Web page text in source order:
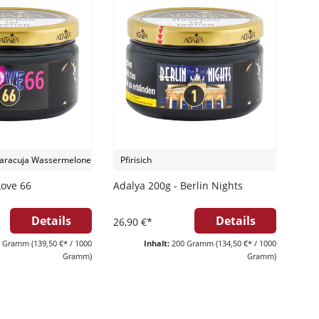
Wassermelone
66
Details
Gramm (139,50 €* / 1000
Gramm)
Pfirisich
Adalya 200g - Berlin Nights
26,90 €* Details
Inhalt: 200 Gramm (134,50 €* / 1000
Gramm)
Rabatt
bei
spare bei deiner nächsten
eine große Auswahl an
und Zubehör – alles, was du
Xkah